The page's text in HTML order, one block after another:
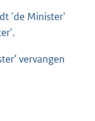
'de Minister'
vervangen